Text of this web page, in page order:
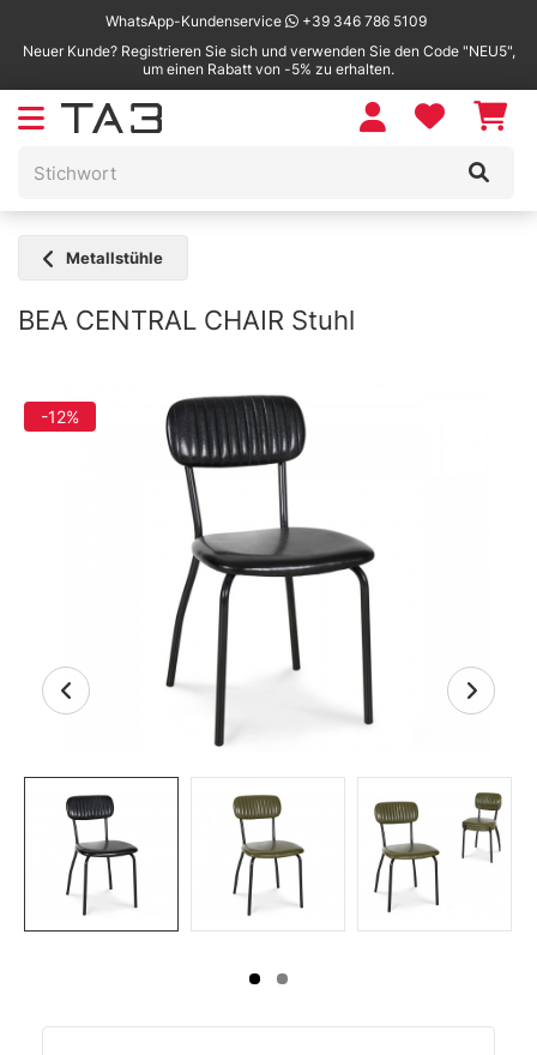
WhatsApp-Kundenservice
+39 346 786 5109
Neuer Kunde? Registrieren Sie sich und verwenden Sie den Code "NEU5",
um einen Rabatt von -5% zu erhalten.
Metallstühle
BEA CENTRAL CHAIR Stuhl
-12%